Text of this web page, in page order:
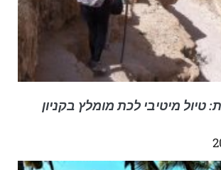
מיטיבי לכת מומלץ בקניון